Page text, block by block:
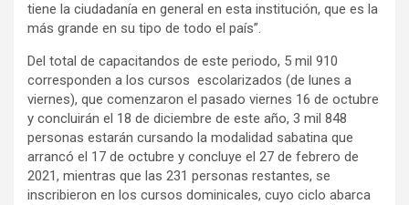
tiene la ciudadanía en general en esta institución, que es la
más grande en su tipo de todo el país”.
Del total de capacitandos de este periodo, 5 mil 910
corresponden a los cursos escolarizados (de lunes a
viernes), que comenzaron el pasado viernes 16 de octubre
y concluirán el 18 de diciembre de este año, 3 mil 848
personas estarán cursando la modalidad sabatina que
arrancó el 17 de octubre y concluye el 27 de febrero de
2021, mientras que las 231 personas restantes, se
inscribieron en los cursos dominicales, cuyo ciclo abarca